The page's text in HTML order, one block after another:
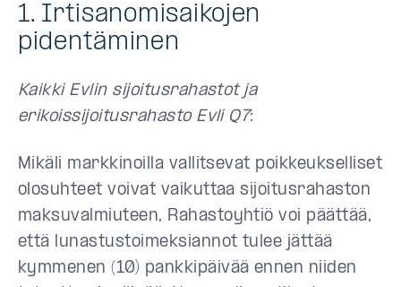
1. Irtisanomisaikojen
pidentäminen
Kaikki Evlin sijoitusrahastot ja
erikoissijoitusrahasto Evli Q7:
Mikäli markkinoilla vallitsevat poikkeukselliset
olosuhteet voivat vaikuttaa sijoitusrahaston
maksuvalmiuteen, Rahastoyhtiö voi päättää,
että lunastustoimeksiannot tulee jättää
kymmenen (10) pankkipäivää ennen niiden